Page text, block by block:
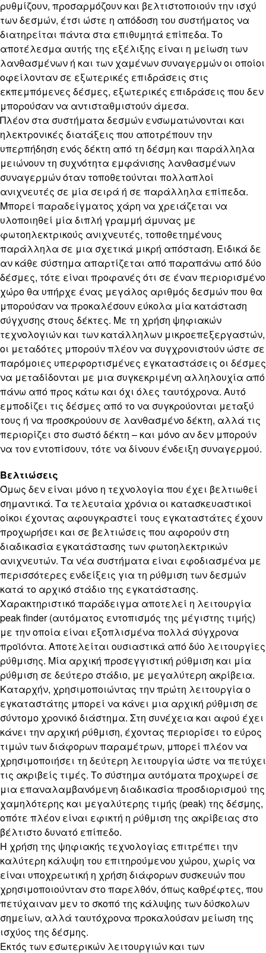
ρυθμίζουν, προσαρμόζουν και βελτιστοποιούν την ισχύ
των δεσμών, έτσι ώστε η απόδοση του συστήματος να
διατηρείται πάντα στα επιθυμητά επίπεδα. Το
αποτέλεσμα αυτής της εξέλιξης είναι η μείωση των
λανθασμένων ή και των χαμένων συναγερμών οι οποίοι
οφείλονταν σε εξωτερικές επιδράσεις στις
εκπεμπόμενες δέσμες, εξωτερικές επιδράσεις που δεν
μπορούσαν να αντισταθμιστούν άμεσα.
Πλέον στα συστήματα δεσμών ενσωματώνονται και
ηλεκτρονικές διατάξεις που αποτρέπουν την
υπερπήδηση ενός δέκτη από τη δέσμη και παράλληλα
μειώνουν τη συχνότητα εμφάνισης λανθασμένων
συναγερμών όταν τοποθετούνται πολλαπλοί
ανιχνευτές σε μία σειρά ή σε παράλληλα επίπεδα.
Μπορεί παραδείγματος χάρη να χρειάζεται να
υλοποιηθεί μία διπλή γραμμή άμυνας με
φωτοηλεκτρικούς ανιχνευτές, τοποθετημένους
παράλληλα σε μια σχετικά μικρή απόσταση. Ειδικά δε
αν κάθε σύστημα απαρτίζεται από παραπάνω από δύο
δέσμες, τότε είναι προφανές ότι σε έναν περιορισμένο
χώρο θα υπήρχε ένας μεγάλος αριθμός δεσμών που θα
μπορούσαν να προκαλέσουν εύκολα μία κατάσταση
σύγχυσης στους δέκτες. Με τη χρήση ψηφιακών
τεχνολογιών και των κατάλληλων μικροεπεξεργαστών,
οι μεταδότες μπορούν πλέον να συγχρονιστούν ώστε σε
παρόμοιες υπερφορτισμένες εγκαταστάσεις οι δέσμες
να μεταδίδονται με μια συγκεκριμένη αλληλουχία από
πάνω από προς κάτω και όχι όλες ταυτόχρονα. Αυτό
εμποδίζει τις δέσμες από το να συγκρούονται μεταξύ
τους ή να προσκρούουν σε λανθασμένο δέκτη, αλλά τις
περιορίζει στο σωστό δέκτη – και μόνο αν δεν μπορούν
να τον εντοπίσουν, τότε να δίνουν ένδειξη συναγερμού.
Βελτιώσεις
Όμως δεν είναι μόνο η τεχνολογία που έχει βελτιωθεί
σημαντικά. Τα τελευταία χρόνια οι κατασκευαστικοί
οίκοι έχοντας αφουγκραστεί τους εγκαταστάτες έχουν
προχωρήσει και σε βελτιώσεις που αφορούν στη
διαδικασία εγκατάστασης των φωτοηλεκτρικών
ανιχνευτών. Τα νέα συστήματα είναι εφοδιασμένα με
περισσότερες ενδείξεις για τη ρύθμιση των δεσμών
κατά το αρχικό στάδιο της εγκατάστασης.
Χαρακτηριστικό παράδειγμα αποτελεί η λειτουργία
peak finder (αυτόματος εντοπισμός της μέγιστης τιμής)
με την οποία είναι εξοπλισμένα πολλά σύγχρονα
προϊόντα. Αποτελείται ουσιαστικά από δύο λειτουργίες
ρύθμισης. Μία αρχική προσεγγιστική ρύθμιση και μία
ρύθμιση σε δεύτερο στάδιο, με μεγαλύτερη ακρίβεια.
Καταρχήν, χρησιμοποιώντας την πρώτη λειτουργία ο
εγκαταστάτης μπορεί να κάνει μια αρχική ρύθμιση σε
σύντομο χρονικό διάστημα. Στη συνέχεια και αφού έχει
κάνει την αρχική ρύθμιση, έχοντας περιορίσει το εύρος
τιμών των διάφορων παραμέτρων, μπορεί πλέον να
χρησιμοποιήσει τη δεύτερη λειτουργία ώστε να πετύχει
τις ακριβείς τιμές. Το σύστημα αυτόματα προχωρεί σε
μια επαναλαμβανόμενη διαδικασία προσδιορισμού της
χαμηλότερης και μεγαλύτερης τιμής (peak) της δέσμης,
οπότε πλέον είναι εφικτή η ρύθμιση της ακρίβειας στο
βέλτιστο δυνατό επίπεδο.
Η χρήση της ψηφιακής τεχνολογίας επιτρέπει την
καλύτερη κάλυψη του επιτηρούμενου χώρου, χωρίς να
είναι υποχρεωτική η χρήση διάφορων συσκευών που
χρησιμοποιούνταν στο παρελθόν, όπως καθρέφτες, που
πετύχαιναν μεν το σκοπό της κάλυψης των δύσκολων
σημείων, αλλά ταυτόχρονα προκαλούσαν μείωση της
ισχύος της δέσμης.
Εκτός των εσωτερικών λειτουργιών και των